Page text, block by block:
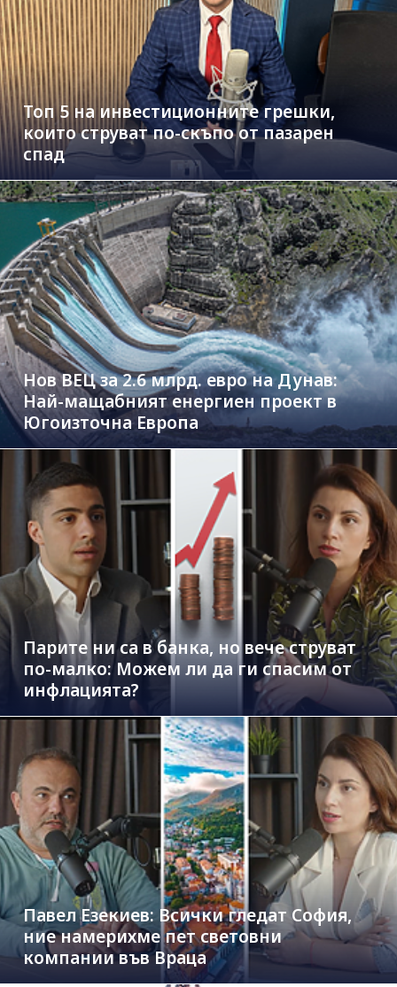
Топ 5 на инвестиционните грешки,
които струват по-скъпо от пазарен
спад
Нов ВЕЦ за 2.6 млрд. евро на Дунав:
Най-мащабният енергиен проект в
Югоизточна Европа
Парите ни са в банка, но вече струват
по-малко: Можем ли да ги спасим от
инфлацията?
Павел Езекиев: Всички гледат София,
ние намерихме пет световни
компании във Враца